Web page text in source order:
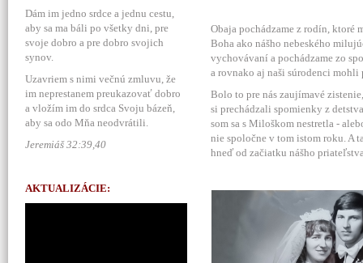
Dám im jedno srdce a jednu cestu,
aby sa ma báli po všetky dni, pre
svoje dobro a pre dobro svojich
synov.
Uzavriem s nimi večnú zmluvu, že
im neprestanem preukazovať dobro
a vložím im do srdca Svoju bázeň,
aby sa odo Mňa neodvrátili.
Jeremiáš 32:39,40
AKTUALIZÁCIE:
Obaja pochádzame z rodín, ktoré
Boha ako nášho nebeského
vychovávaní a pochádzame zo
a rovnako aj naši súrodenci
Bolo to pre nás zaujímavé
si prechádzali spomienky z
som sa s Miloškom nestretla -
nie spoločne v tom istom roku. A
hneď od začiatku nášho